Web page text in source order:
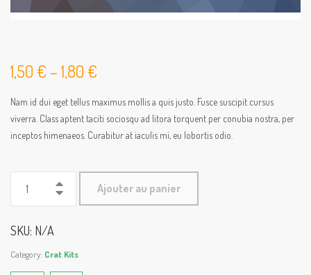
1,50 € –1,80 €
Nam id dui eget tellus maximus mollis a quis justo. Fusce suscipit cursus
viverra. Class aptent taciti sociosqu ad litora torquent per conubia nostra, per
inceptos himenaeos. Curabitur at iaculis mi, eu lobortis odio.
Ajouter au panier
SKU: N/A
Category: Crat Kits